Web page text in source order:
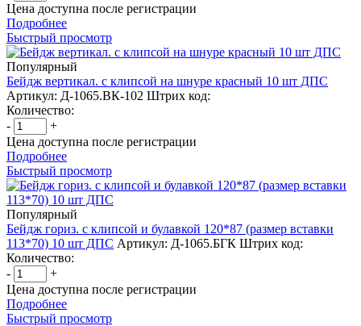
Цена доступна после регистрации
Подробнее
Быстрый просмотр
Популярный
Бейдж вертикал. с клипсой на шнуре красный 10 шт ДПС
Артикул: Д-1065.ВК-102 Штрих код:
Количество:
-
+
Цена доступна после регистрации
Подробнее
Быстрый просмотр
Популярный
Бейдж гориз. с клипсой и булавкой 120*87 (размер вставки
113*70) 10 шт ДПС Артикул: Д-1065.БГК Штрих код:
Количество:
-
+
Цена доступна после регистрации
Подробнее
Быстрый просмотр